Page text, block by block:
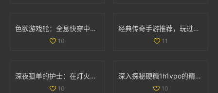
色欲游戏舱：全息快穿中的情感交错与命运挑战之旅
10
经典传奇手游推荐，玩过这两款你绝对老道了！
11
深夜孤单的护士：在灯火阑珊中守护生命的坚定身影
10
深入探秘硬糖1h1vpo的精彩世界与独特魅力
10